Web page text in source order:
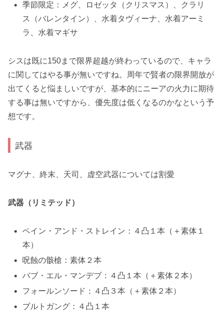
季節限定：メグ、ロゼッタ（クリスマス）、クラリ
ス（バレンタイン）、水着タヴィーナ、水着アーミ
ラ、水着マギサ
シス は既に150まで限界超越が終わっているので、キャラ
に関してはやる事が無いですね。周年で賢者の限界開放が
出てくると悩ましいですが、基本的にニーアの火力に期待
する事は無いですから、優先度は低くなるのかなという予
想です。
武器
マグナ、終末、天司、虚空武器については割愛
武器（リミテッド）
ペイン・アンド・ストレイン：４凸１本（＋素体１
本）
呪蝕の骸槍：素体２本
バブ・エル・マンデブ：４凸１本（＋素体２本）
フォールンソード：４凸３本（＋素体２本）
ブルトガング：４凸１本